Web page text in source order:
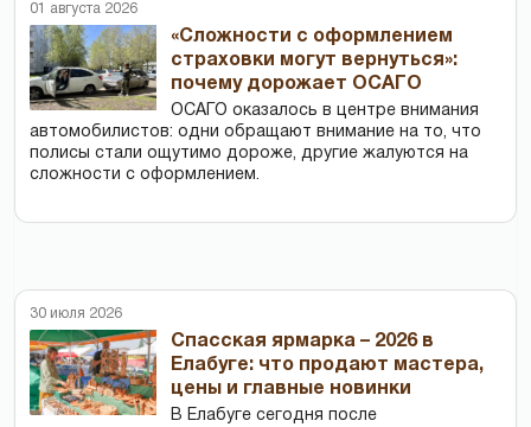
01 августа 2026
«Сложности с оформлением
страховки могут вернуться»:
почему дорожает ОСАГО
ОСАГО оказалось в центре внимания
автомобилистов: одни обращают внимание на то, что
полисы стали ощутимо дороже, другие жалуются на
сложности с оформлением.
30 июля 2026
Спасская ярмарка – 2026 в
Елабуге: что продают мастера,
цены и главные новинки
В Елабуге сегодня после